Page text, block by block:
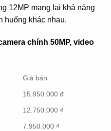
12MP mang lại khả năng
huống khác nhau.
chính 50MP, video
Giá bán
15.950.000 đ
12.750.000 ₫
7.950.000 ₫